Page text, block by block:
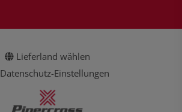
Lieferland wählen
Datenschutz-Einstellungen